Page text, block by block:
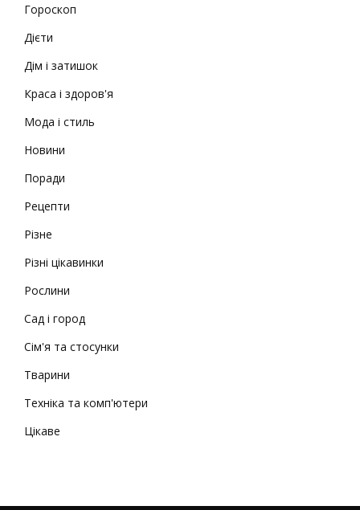
Гороскоп
Дієти
Дім і затишок
Краса і здоров'я
Мода і стиль
Новини
Поради
Рецепти
Різне
Різні цікавинки
Рослини
Сад і город
Сім'я та стосунки
Тварини
Техніка та комп'ютери
Цікаве